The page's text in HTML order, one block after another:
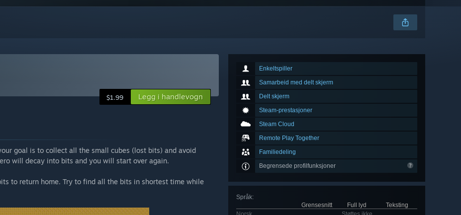
Enkeltspiller
Samarbeid med delt skjerm
Delt skjerm
Steam-prestasjoner
Steam Cloud
Remote Play Together
Familiedeling
Begrensede profilfunksjoner
Språk:
Grensesnitt
Full lyd
Teksting
$1.99 Legg i handlevogn
goal is to collect all the small cubes (lost bits) and avoid
will decay into bits and you will start over again.
to return home. Try to find all the bits in shortest time while